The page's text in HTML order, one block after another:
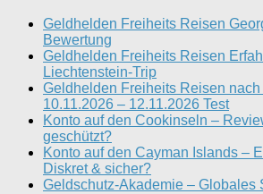
Geldhelden Freiheits Reisen
Bewertung
Geldhelden Freiheits Reisen
Liechtenstein-Trip
Geldhelden Freiheits Reisen
10.11.2026 – 12.11.2026 Test
Konto auf den Cookinseln –
geschützt?
Konto auf den Cayman Islands –
Diskret & sicher?
Geldschutz-Akademie – Globales